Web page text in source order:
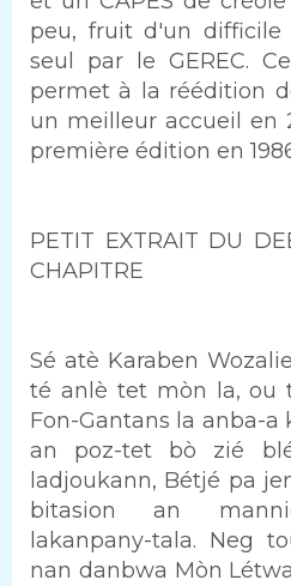
peu, fruit d'un
seul par le GEREC.
permet à la réédition
un meilleur accueil en
première édition en
PETIT EXTRAIT DU
CHAPITRE
Sé atè Karaben
té anlè tet mòn la, ou
Fon-Gantans la anba-a
an poz-tet bò zié
ladjoukann, Bétjé pa
bitasion an
lakanpany-tala. Neg
nan danbwa Mòn